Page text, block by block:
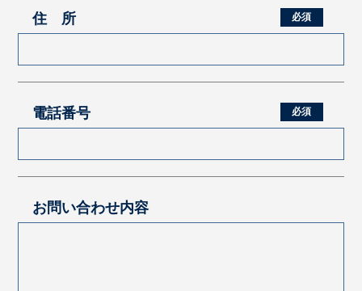
住 所
電話番号
お問い合わせ内容